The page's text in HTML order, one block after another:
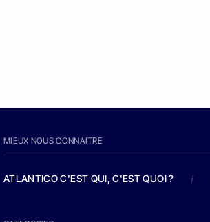
MIEUX NOUS CONNAITRE
ATLANTICO C'EST QUI, C'EST QUOI ? /